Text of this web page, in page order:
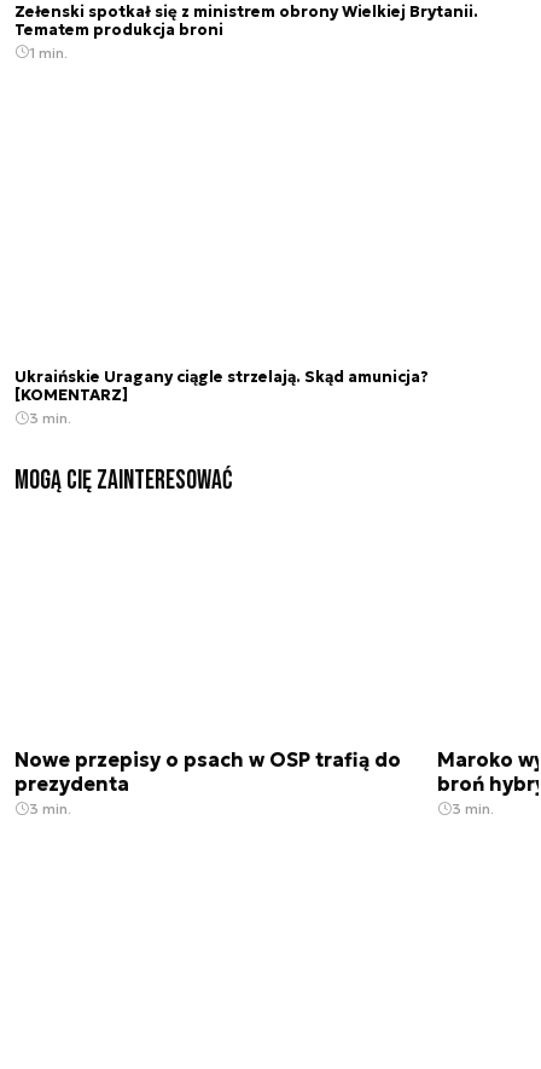
Zełenski spotkał się z ministrem obrony Wielkiej Brytanii.
Tematem produkcja broni
1 min.
Ukraińskie Uragany ciągle strzelają. Skąd amunicja?
[KOMENTARZ]
3 min.
Mogą Cię zainteresować
Nowe przepisy o psach w OSP trafią do
prezydenta
3 min.
Maroko
broń
3 min.